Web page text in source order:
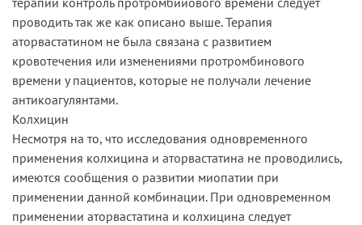
проводить так же как описано выше. Терапия
аторвастатином не была связана с развитием
кровотечения или изменениями протромбинового
времени у пациентов, которые не получали лечение
антикоагулянтами.
Колхицин
Несмотря на то, что исследования одновременного
применения колхицина и аторвастатина не проводились,
имеются сообщения о развитии миопатии при
применении данной комбинации. При одновременном
применении аторвастатина и колхицина следует